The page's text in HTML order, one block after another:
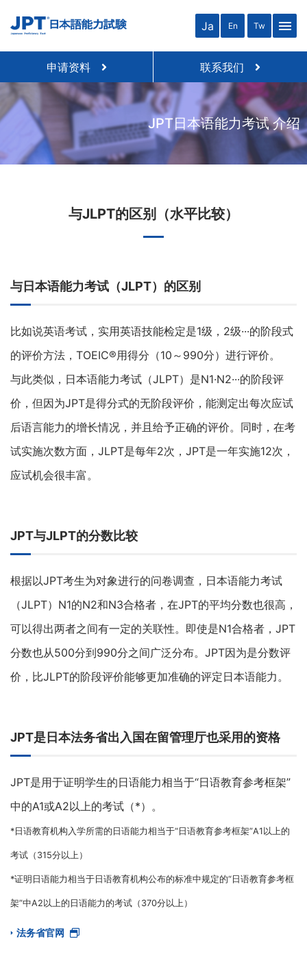
Ja En Tw menu
申请资料 联系我们
JPT日本语能力考试 介绍
与JLPT的区别（水平比较）
与日本语能力考试（JLPT）的区别
比如说英语考试，实用英语技能检定是1级，2级···的阶段式
的评价方法，TOEIC®用得分（10～990分）进行评价。
与此类似，日本语能力考试（JLPT）是N1·N2···的阶段评
价，但因为JPT是得分式的无阶段评价，能测定出每次应试
后语言能力的增长情况，并且给予正确的评价。同时，在考
试实施次数方面，JLPT是每年2次，JPT是一年实施12次，
应试机会很丰富。
JPT与JLPT的分数比较
根据以JPT考生为对象进行的问卷调查，日本语能力考试
（JLPT）N1的N2和N3合格者，在JPT的平均分数也很高，
可以得出两者之间有一定的关联性。即使是N1合格者，JPT
分数也从500分到990分之间广泛分布。JPT因为是分数评
价，比JLPT的阶段评价能够更加准确的评定日本语能力。
JPT是日本法务省出入国在留管理厅也采用的资格
JPT是用于证明学生的日语能力相当于“日语教育参考框架”
中的A1或A2以上的考试（*）。
*日语教育机构入学所需的日语能力相当于“日语教育参考框架”A1以上的
考试（315分以上）
*证明日语能力相当于日语教育机构公布的标准中规定的“日语教育参考框
架”中A2以上的日语能力的考试（370分以上）
法务省官网